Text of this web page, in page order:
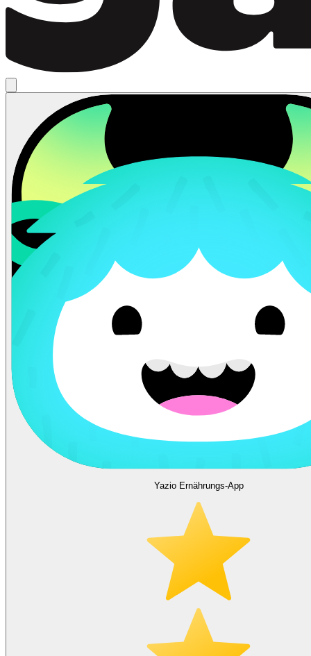
Yazio Ernährungs-App